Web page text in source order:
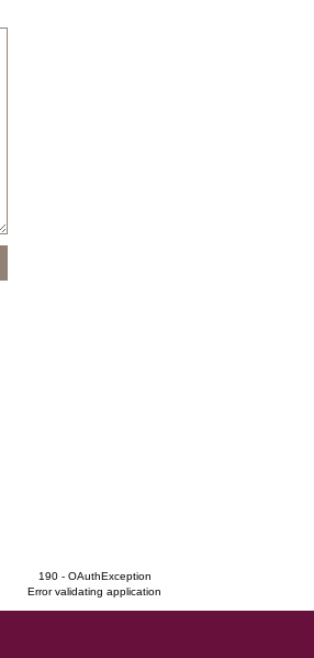
190 - OAuthException
Error validating application